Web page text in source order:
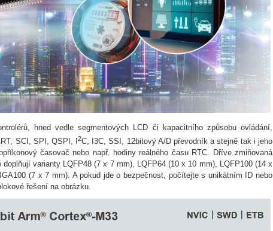
hned vedle segmentových LCD či kapacitního způsobu ovládání,
SCI, SPI, QSPI, I2C, I3C, SSI, 12bitový A/D převodník a stejně tak i jeho
časovač nebo např. hodiny reálného času RTC. Dříve zmiňovaná
varianty LQFP48 (7 x 7 mm), LQFP64 (10 x 10 mm), LQFP100 (14 x
(7 x 7 mm). A pokud jde o bezpečnost, počítejte s unikátním ID nebo
řešení na obrázku.